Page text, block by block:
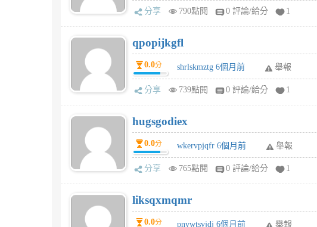
分享 790點閱 0 評論/給分 1
qpopijkgfl
0.0分 shrlskmztg 6個月前 舉報
分享 739點閱 0 評論/給分 1
hugsgodiex
0.0分 wkervpjqfr 6個月前 舉報
分享 765點閱 0 評論/給分 1
liksqxmqmr
0.0分 pnvwtsvjdj 6個月前 舉報